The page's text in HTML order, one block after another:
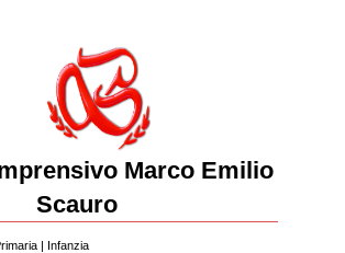
Marco Emilio
Scauro
| Infanzia